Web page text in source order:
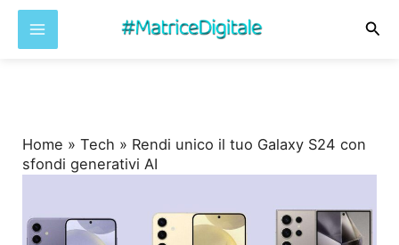
Home »Tech » Rendi unico il tuo Galaxy S24 con
sfondi generativi AI